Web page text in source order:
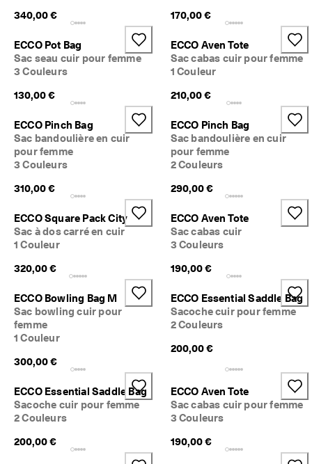
340,00 € 170,00 €
ECCO Pot Bag
Sac seau cuir pour femme
3 Couleurs
130,00 €
ECCO Aven Tote
Sac cabas cuir pour femme
1 Couleur
210,00 €
ECCO Pinch Bag
Sac bandoulière en cuir
pour femme
3 Couleurs
310,00 €
ECCO Pinch Bag
Sac bandoulière en cuir
pour femme
2 Couleurs
290,00 €
ECCO Square Pack City
Sac à dos carré en cuir
1 Couleur
320,00 €
ECCO Aven Tote
Sac cabas cuir
3 Couleurs
190,00 €
ECCO Bowling Bag M
Sac bowling cuir pour
femme
1 Couleur
300,00 €
ECCO Essential Saddle Bag
Sacoche cuir pour femme
2 Couleurs
200,00 €
ECCO Essential Saddle Bag
Sacoche cuir pour femme
2 Couleurs
200,00 €
ECCO Aven Tote
Sac cabas cuir pour femme
3 Couleurs
190,00 €